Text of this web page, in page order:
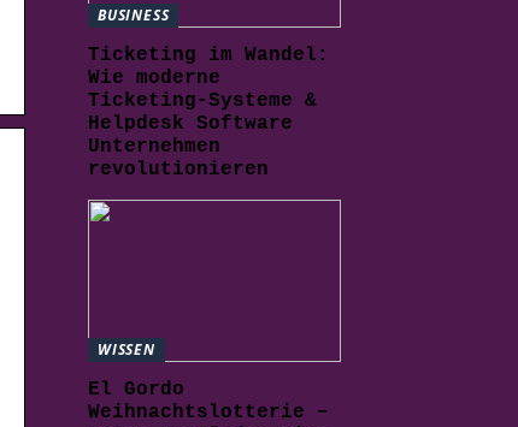
BUSINESS
Ticketing im Wandel:
Wie moderne
Ticketing-Systeme &
Helpdesk Software
Unternehmen
revolutionieren
WISSEN
El Gordo
Weihnachtslotterie –